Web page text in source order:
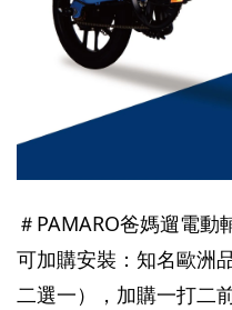
＃PAMARO爸媽遛電動
可加購安裝：知名歐洲
二選一），加購一打二